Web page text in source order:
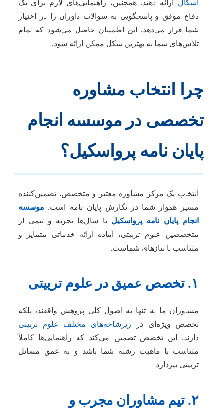
اشکال ارائه دهید. همچنین، راهنمایی‌های لازم برای یک
دفاع موفق و پاسخگویی به سوالات داوران را در اختیار
شما قرار می‌دهد. این اطمینان حاصل می‌شود که تمام
تلاش‌های شما به بهترین شکل ممکن ارائه شود.
چرا انتخاب مشاوره
تخصصی در موسسه انجام
پایان نامه پرواسکیل؟
انتخاب یک مرکز مشاوره معتبر و متخصص، تضمین‌کننده
مسیر هموار شما در نگارش پایان نامه است. موسسه
انجام پایان نامه پرواسکیل با سال‌ها تجربه و تیمی از
متخصصین علوم تربیتی، آماده ارائه خدماتی متمایز و
متناسب با نیازهای شماست.
۱. تخصص عمیق در علوم تربیتی
مشاوران ما نه تنها به اصول کلی پژوهش واقفند، بلکه
تخصص ویژه‌ای در
زیرشاخه‌های مختلف علوم تربیتی
دارند. این تخصص تضمین می‌کند که راهنمایی‌ها کاملاً
متناسب با ماهیت رشته شما باشد و به عمق مسائل
تربیتی بپردازد.
۲. تیم مشاوران مجرب و